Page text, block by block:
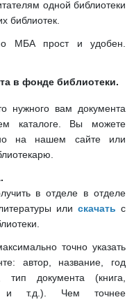
одной библиотеки
библиотек.
МБА прост и удобен.
в фонде библиотеки.
нужного вам документа
каталоге. Вы можете
на нашем сайте или
в отделе в отделе
или скачать с
точно указать
автор, название, год
тип документа (книга,
и т.д.). Чем точнее